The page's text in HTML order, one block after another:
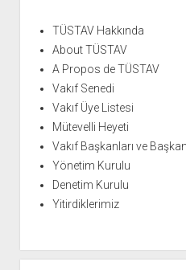
TÜSTAV Hakkında
About TÜSTAV
A Propos de TÜSTAV
Vakıf Senedi
Vakıf Üye Listesi
Mütevelli Heyeti
Vakıf Başkanları ve
Yönetim Kurulu
Denetim Kurulu
Yitirdiklerimiz